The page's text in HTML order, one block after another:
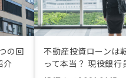
の回
介
不動産投資ローンは
って本当？ 現役銀